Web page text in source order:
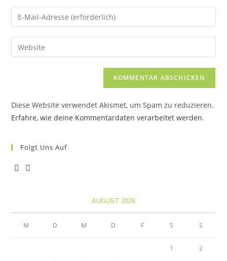
Namen
oder
zum
Kommentieren
Gib
deine
E-
Mail-
ein
Gib
deine
(optional)
Diese Website verwendet Akismet, um Spam zu reduzieren.
Erfahre, wie deine Kommentardaten verarbeitet werden.
Folgt Uns Auf
AUGUST 2026
M D M D F S S
1 2